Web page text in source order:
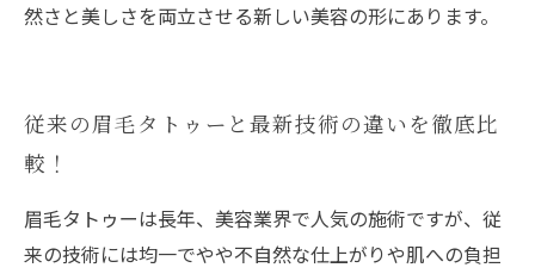
然さと美しさを両立させる新しい美容の形にあります。
従来の眉毛タトゥーと最新技術の違いを徹底比
較！
眉毛タトゥーは長年、美容業界で人気の施術ですが、従
来の技術には均一でやや不自然な仕上がりや肌への負担